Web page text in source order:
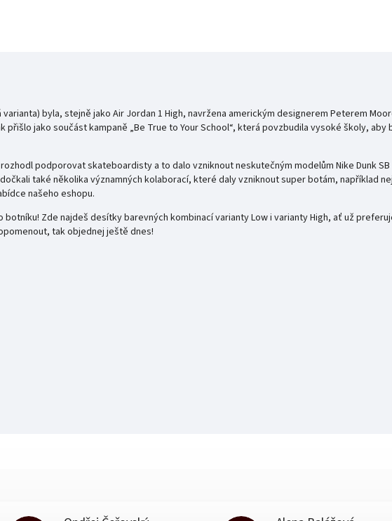
byla, stejně jako Air Jordan 1 High, navržena americkým designerem Peterem
přišlo jako součást kampaně „Be True to Your School“, která povzbudila vysoké školy,
podporovat skateboardisty a to dalo vzniknout neskutečným modelům Nike Dunk
také několika významných kolaborací, které daly vzniknout super botám, například
našeho eshopu.
Zde najdeš desítky barevných kombinací varianty Low i varianty High, ať už
tak objednej ještě dnes!